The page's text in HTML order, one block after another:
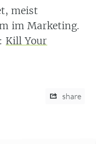
meist
im Marketing.
Kill Your
share